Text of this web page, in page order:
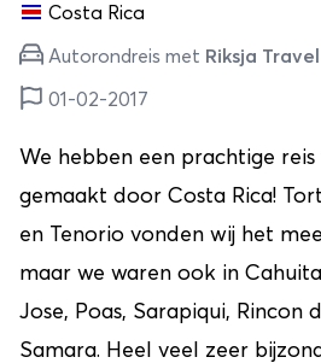
Costa Rica
Autorondreis met Riksja Travel
01-02-2017
We hebben een prachtige reis
gemaakt door Costa Rica!
en Tenorio vonden wij het
maar we waren ook in
Jose, Poas, Sarapiqui, Rincon
Samara. Heel veel zeer